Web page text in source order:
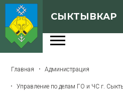
СЫКТЫВКАР
Главная Администрация
Управление по делам ГО и ЧС г.